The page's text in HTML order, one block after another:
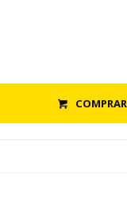
COMPRAR